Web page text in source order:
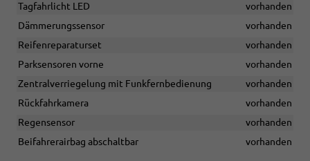
Tagfahrlicht LED
vorhanden
Dämmerungssensor
vorhanden
Reifenreparaturset
vorhanden
Parksensoren vorne
vorhanden
Zentralverriegelung mit Funkfernbedienung
vorhanden
Rückfahrkamera
vorhanden
Regensensor
vorhanden
Beifahrerairbag abschaltbar
vorhanden